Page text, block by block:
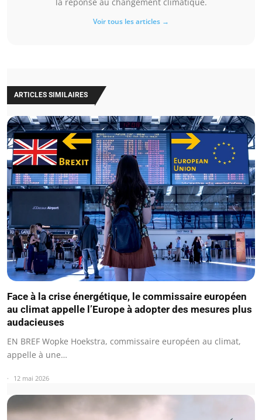
Voir tous les articles →
ARTICLES SIMILAIRES
Face à la crise énergétique, le commissaire européen
au climat appelle l’Europe à adopter des mesures plus
audacieuses
EN BREF Wopke Hoekstra, commissaire européen au climat,
appelle à une…
12 mai 2026